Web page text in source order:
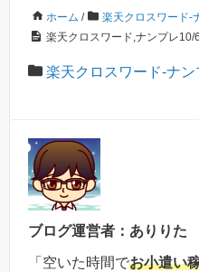
ホーム / 楽天クロスワード-
楽天クロスワード,ナンプレ10/
楽天クロスワード-ナン
ブログ運営者：ありりた
「空いた時間でお小遣い